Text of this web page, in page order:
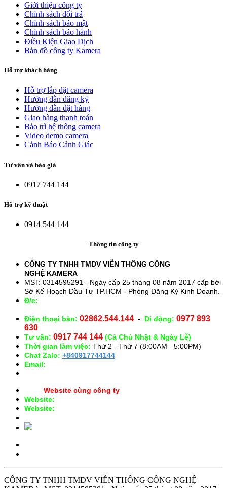
Giới thiệu công ty
Chính sách đổi trả
Chính sách bảo mật
Chính sách bảo hành
Điều Kiện Giao Dịch
Bản đồ công ty Kamera
Hỗ trợ khách hàng
Hỗ trợ lắp đặt camera
Hướng đẫn đăng ký
Hướng dẫn đặt hàng
Giao hàng thanh toán
Bảo trì hệ thống camera
Video demo camera
Cảnh Báo Cảnh Giác
Tư vấn và báo giá
0917 744 144
Hỗ trợ kỹ thuật
0914 544 144
Thông tin công ty
CÔNG TY TNHH TMDV VIỄN THÔNG CÔNG
NGHỆ KAMERA
MST: 0314595291 - Ngày cấp 25 tháng 08 năm 2017 cấp bởi
Sở Kế Hoạch Đầu Tư TP.HCM - Phòng Đăng Ký Kinh Doanh.
Đ/c:
Điện thoại bàn: 02862.544.144 - Di động: 0977 893
630
Tư vấn: 0917 744 144 (Cả Chủ Nhật & Ngày Lễ)
Thời gian làm việc: Thứ 2 - Thứ 7 (8:00AM - 5:00PM)
Chat Zalo: +840917744144
Email:
Website cùng công ty
Website:
Website:
CÔNG TY TNHH TMDV VIỄN THÔNG CÔNG NGHỆ